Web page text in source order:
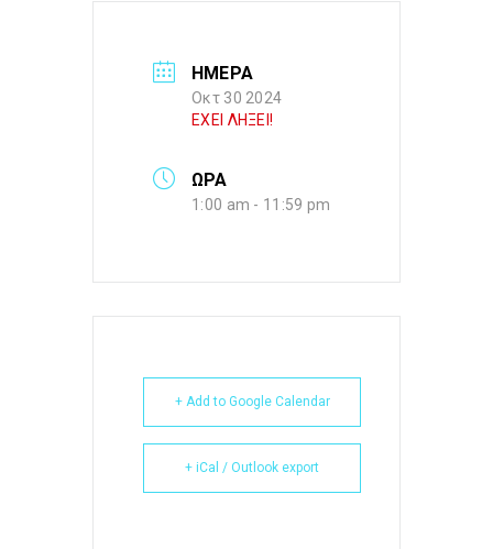
ΗΜΕΡΑ
Οκτ 30 2024
ΕΧΕΙ ΛΗΞΕΙ!
ΩΡΑ
1:00 am - 11:59 pm
+ Add to Google Calendar
+ iCal / Outlook export